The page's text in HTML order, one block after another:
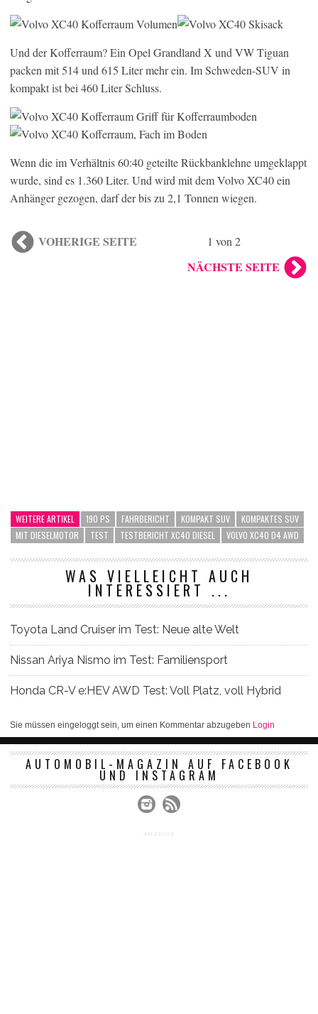
Und der Kofferraum? Ein Opel Grandland X und VW Tiguan
packen mit 514 und 615 Liter mehr ein. Im Schweden-SUV in
kompakt ist bei 460 Liter Schluss.
Wenn die im Verhältnis 60:40 geteilte Rückbanklehne umgeklappt
wurde, sind es 1.360 Liter. Und wird mit dem Volvo XC40 ein
Anhänger gezogen, darf der bis zu 2,1 Tonnen wiegen.
VOHERIGE SEITE 1 von 2
NÄCHSTE SEITE
WEITERE ARTIKEL 190 PS FAHRBERICHT KOMPAKT SUV
KOMPAKTES SUV
MIT DIESELMOTOR
TEST TESTBERICHT XC40 DIESEL VOLVO XC40 D4 AWD
WAS VIELLEICHT AUCH
INTERESSIERT ...
Toyota Land Cruiser im Test: Neue alte Welt
Nissan Ariya Nismo im Test: Familiensport
Honda CR-V e:HEV AWD Test: Voll Platz, voll Hybrid
Sie müssen eingeloggt sein, um einen Kommentar abzugeben Login
AUTOMOBIL-MAGAZIN AUF FACEBOOK
UND INSTAGRAM
ANZEIGE